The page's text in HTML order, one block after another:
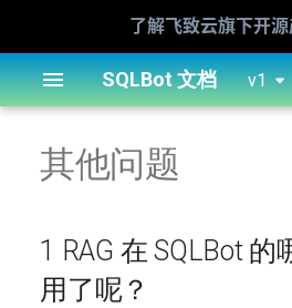
了解飞致云旗下开
SQLBot 文档 v1
正
在
离线安装（生产环境推荐）
1Panel 安装
数据源
仪表板
1 RAG 在 SQLBot 的哪些地方
起到作用了呢？
3 如何使用 SQLBot 的 API？
Ollama 部署模型接入 SQLBot
其他问题
1 RAG 在 SQLBot
用了呢？